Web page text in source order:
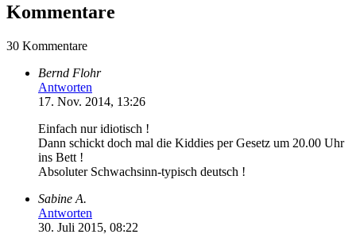
Kommentare
30 Kommentare
Bernd Flohr
Antworten
17. Nov. 2014, 13:26
Einfach nur idiotisch !
Dann schickt doch mal die Kiddies per Gesetz um 20.00 Uhr
ins Bett !
Absoluter Schwachsinn-typisch deutsch !
Sabine A.
Antworten
30. Juli 2015, 08:22